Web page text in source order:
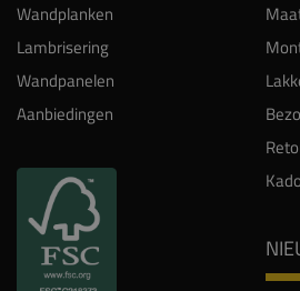
Wandplanken
Lambrisering
Wandpanelen
Aanbiedingen